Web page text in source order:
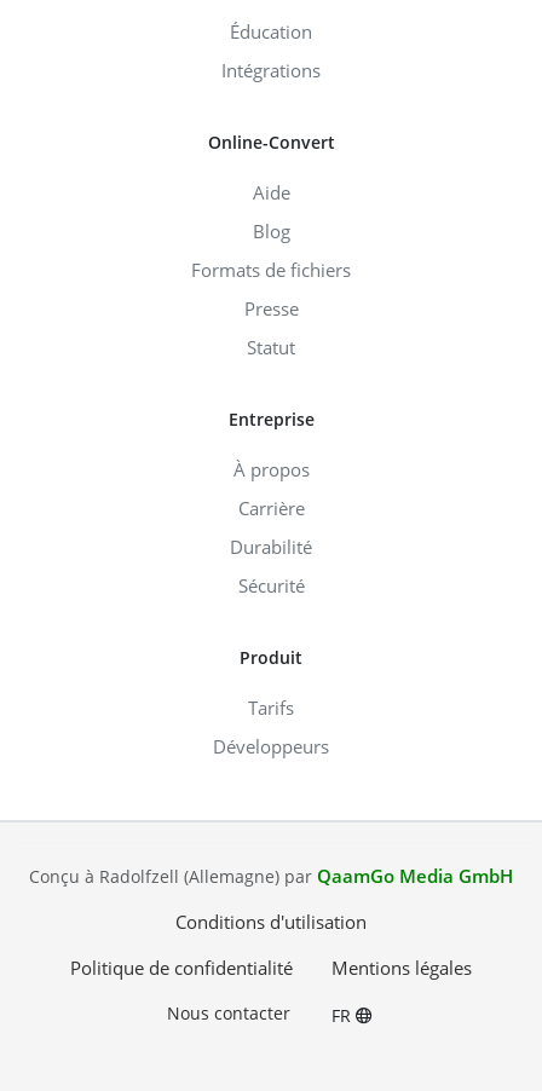
Éducation
Intégrations
Online-Convert
Aide
Blog
Formats de fichiers
Presse
Statut
Entreprise
À propos
Carrière
Durabilité
Sécurité
Produit
Tarifs
Développeurs
Conçu à Radolfzell (Allemagne) par QaamGo Media GmbH
Conditions d'utilisation
Politique de confidentialité
Mentions légales
Nous contacter FR